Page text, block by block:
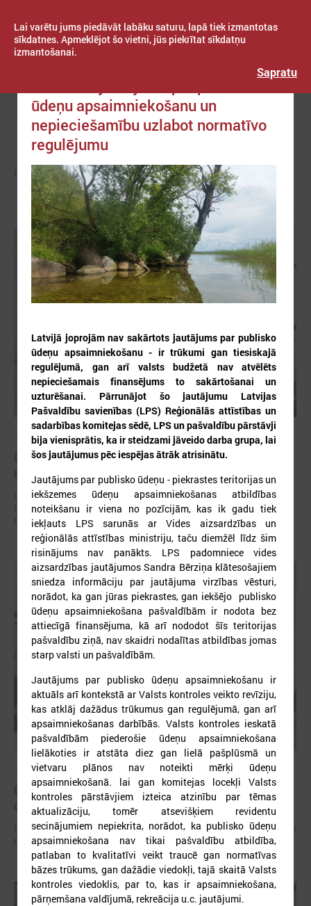
Lai varētu jums piedāvāt labāku saturu, lapā tiek izmantotas
sīkdatnes. Apmeklējot šo vietni, jūs piekrītat sīkdatņu
izmantošanai.
Sapratu
Izvēlne
ZIŅAS LPS
2026. gada 30. jūlijs
Latvijas Pašvaldību savienības un Iekšlietu
ministrijas sarunas
Latvijas Pašvaldību savienība aicina piedalīties Iekšlietu ministrijas un
Latvijas Pašvaldību savienības sarunās, kas notiks šī gada 5. augustā
plkst. 14:30 LPS 4. stāva zālē (Mazā Pils iela 1, Rīga).
2026. gada 15. jūlijs
LPS: Interaktīvā karte vienkopus parāda plašu un
detalizētu informāciju par skolu tīklu Latvijā
LPS: Interaktīvā karte vienkopus parāda plašu un detalizētu informāciju
par skolu tīklu Latvijā
ūdeņu apsaimniekošanu un
nepieciešamību uzlabot normatīvo
regulējumu
Latvijā joprojām nav sakārtots jautājums par publisko
ūdeņu apsaimniekošanu - ir trūkumi gan tiesiskajā
regulējumā, gan arī valsts budžetā nav atvēlēts
nepieciešamais finansējums to sakārtošanai un
uzturēšanai. Pārrunājot šo jautājumu Latvijas
Pašvaldību savienības (LPS) Reģionālās attīstības un
sadarbības komitejas sēdē, LPS un pašvaldību pārstāvji
bija vienisprātis, ka ir steidzami jāveido darba grupa, lai
šos jautājumus pēc iespējas ātrāk atrisinātu.
Jautājums par publisko ūdeņu - piekrastes teritorijas un
iekšzemes ūdeņu apsaimniekošanas atbildības
noteikšanu ir viena no pozīcijām, kas ik gadu tiek
iekļauts LPS sarunās ar Vides aizsardzības un
reģionālās attīstības ministriju, taču diemžēl līdz šim
risinājums nav panākts. LPS padomniece vides
aizsardzības jautājumos Sandra Bērziņa klātesošajiem
sniedza informāciju par jautājuma virzības vēsturi,
norādot, ka gan jūras piekrastes, gan iekšējo publisko
ūdeņu apsaimniekošana pašvaldībām ir nodota bez
attiecīgā finansējuma, kā arī nododot šīs teritorijas
pašvaldību ziņā, nav skaidri nodalītas atbildības jomas
starp valsti un pašvaldībām.
Jautājums par publisko ūdeņu apsaimniekošanu ir
aktuāls arī kontekstā ar Valsts kontroles veikto revīziju,
kas atklāj dažādus trūkumus gan regulējumā, gan arī
apsaimniekošanas darbībās. Valsts kontroles ieskatā
pašvaldībām piederošie ūdeņu apsaimniekošana
lielākoties ir atstāta diez gan lielā pašplūsmā un
vietvaru plānos nav noteikti mērķi ūdeņu
apsaimniekošanā. lai gan komitejas locekļi Valsts
kontroles pārstāvjiem izteica atzinību par tēmas
aktualizāciju, tomēr atsevišķiem revidentu
secinājumiem nepiekrita, norādot, ka publisko ūdeņu
apsaimniekošana nav tikai pašvaldību atbildība,
patlaban to kvalitatīvi veikt traucē gan normatīvas
bāzes trūkums, gan dažādie viedokļi, tajā skaitā Valsts
kontroles viedoklis, par to, kas ir apsaimniekošana,
pārņemšana valdījumā, rekreācija u.c. jautājumi.